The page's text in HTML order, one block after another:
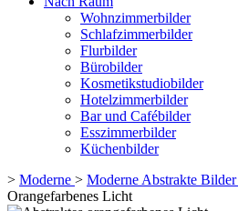
Wohnzimmerbilder
Schlafzimmerbilder
Flurbilder
Bürobilder
Kosmetikstudiobilder
Hotelzimmerbilder
Bar und Cafébilder
Esszimmerbilder
Küchenbilder
> Moderne > Moderne Abstrakte Bilder
Orangefarbenes Licht